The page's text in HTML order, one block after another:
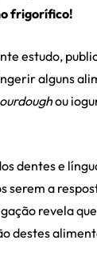
frigorífico!
estudo,
alguns
ou
dentes e
serem a
revela
destes